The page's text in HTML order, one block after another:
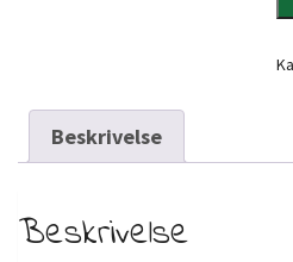
Beskrivelse
Beskrivelse